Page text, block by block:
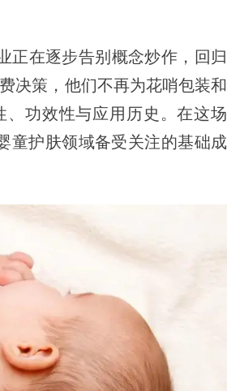
正在逐步告别概念炒作，回归
决策，他们不再为花哨包装和
、功效性与应用历史。在这场
童护肤领域备受关注的基础成